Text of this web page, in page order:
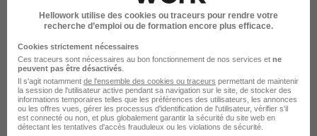
Réceptionniste Spa H/F
Ribeauvillé - 68 Temps partiel 22 560 € / an
Hellowork utilise des cookies ou traceurs pour rendre votre
recherche d’emploi ou de formation encore plus efficace.
Cookies strictement nécessaires
Ces traceurs sont nécessaires au bon fonctionnement de nos services et ne
peuvent pas être désactivés
Il s'agit notamment de l'ensemble des cookies ou traceurs permettant de maintenir
la session de l'utilisateur active pendant sa navigation sur le site, de stocker des
informations temporaires telles que les préférences des utilisateurs, les annonces
ou les offres vues, gérer les processus d'identification de l'utilisateur, vérifier s'il
est connecté ou non, et plus globalement garantir la sécurité du site web en
détectant les tentatives d'accès frauduleux ou les violations de sécurité.